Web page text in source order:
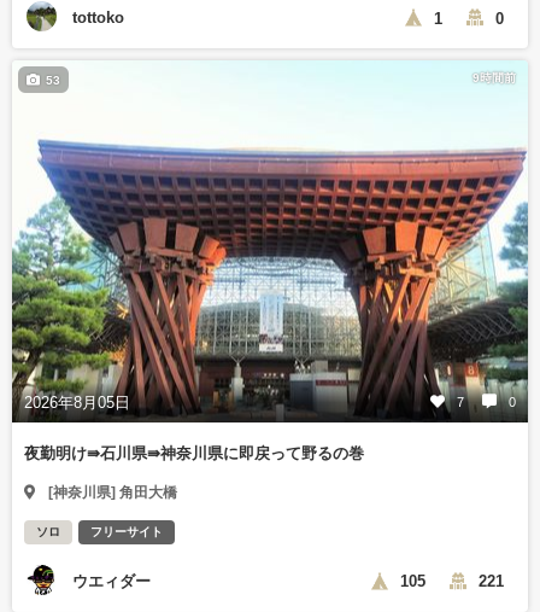
tottoko 1 0
9時間前
2026年8月05日 7 0
53
夜勤明け⇛石川県⇛神奈川県に即戻って野るの巻
[神奈川県] 角田大橋
ソロ フリーサイト
ウエィダー 105 221